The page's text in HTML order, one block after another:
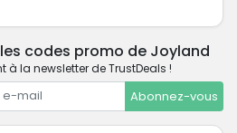
codes promo de Joyland
à la newsletter de TrustDeals !
Abonnez-vous